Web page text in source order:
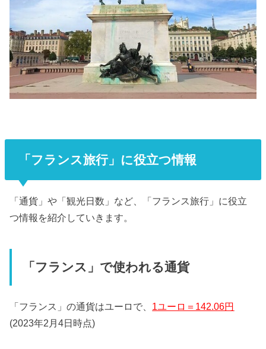
「フランス旅行」に役立つ情報
「通貨」や「観光日数」など、「フランス旅行」に役立
つ情報を紹介していきます。
「フランス」で使われる通貨
「フランス」の通貨はユーロで、 1ユーロ＝142.06円
(2023年2月4日時点)